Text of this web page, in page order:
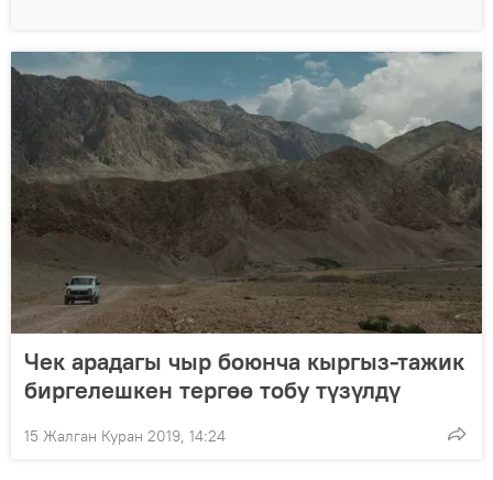
Чек арадагы чыр боюнча кыргыз-тажик
биргелешкен тергөө тобу түзүлдү
15 Жалган Куран 2019, 14:24